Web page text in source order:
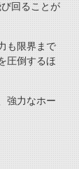
回ることが
も限界まで
圧倒するほ
強力なホー